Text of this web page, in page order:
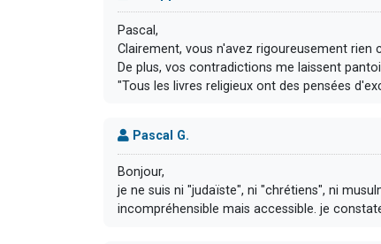
Pascal,
Clairement, vous n'avez rigoureusement rien
De plus, vos contradictions me laissent
"Tous les livres religieux ont des pensées
Pascal G.
Bonjour,
je ne suis ni "judaïste", ni "chrétiens", ni
incompréhensible mais accessible. je